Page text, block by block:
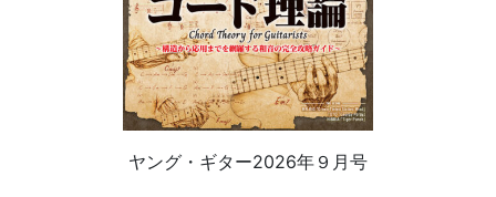
ヤング・ギター2026年９月号